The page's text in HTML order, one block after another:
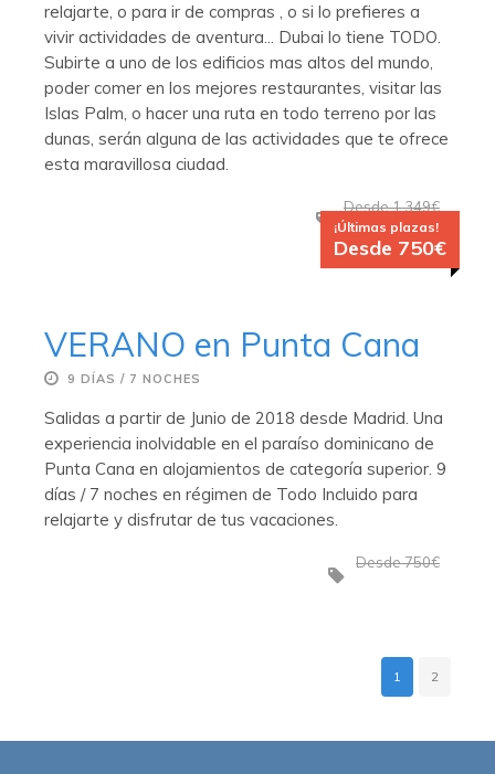
relajarte, o para ir de compras , o si lo prefieres a
vivir actividades de aventura... Dubai lo tiene TODO.
Subirte a uno de los edificios mas altos del mundo,
poder comer en los mejores restaurantes, visitar las
Islas Palm, o hacer una ruta en todo terreno por las
dunas, serán alguna de las actividades que te ofrece
esta maravillosa ciudad.
Desde 1.349€
¡Últimas plazas!
Desde 750€
VERANO en Punta Cana
9 DÍAS / 7 NOCHES
Salidas a partir de Junio de 2018 desde Madrid. Una
experiencia inolvidable en el paraíso dominicano de
Punta Cana en alojamientos de categoría superior. 9
días / 7 noches en régimen de Todo Incluido para
relajarte y disfrutar de tus vacaciones.
Desde 750€
1 2